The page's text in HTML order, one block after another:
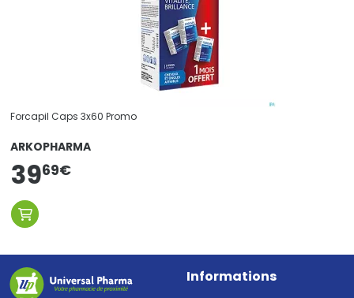
Forcapil Caps 3x60 Promo
ARKOPHARMA
3969€
Informations